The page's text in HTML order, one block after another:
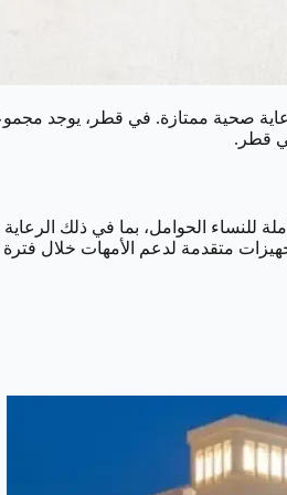
صحية ممتازة. في قطر، يوجد
قطر.
الحوامل، بما في ذلك الرعاية
متقدمة لدعم الأمهات خلال فترة